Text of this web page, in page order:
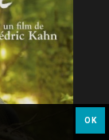
OK